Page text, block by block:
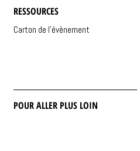
RESSOURCES
Carton de l'évènement
POUR ALLER PLUS LOIN